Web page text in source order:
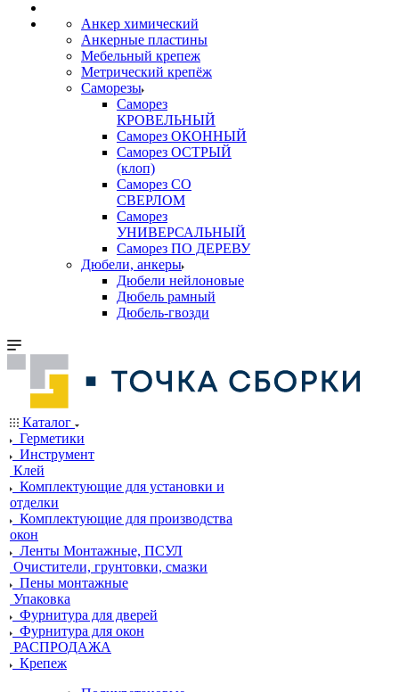
Анкер химический
Анкерные пластины
Мебельный крепеж
Метрический крепёж
Саморезы
Саморез
КРОВЕЛЬНЫЙ
Саморез ОКОННЫЙ
Саморез ОСТРЫЙ
(клоп)
Саморез СО
СВЕРЛОМ
Саморез
УНИВЕРСАЛЬНЫЙ
Саморез ПО ДЕРЕВУ
Дюбели, анкеры
Дюбели нейлоновые
Дюбель рамный
Дюбель-гвозди
Каталог
Герметики
Инструмент
Клей
Комплектующие для установки и
отделки
Комплектующие для производства
окон
Ленты Монтажные, ПСУЛ
Очистители, грунтовки, смазки
Пены монтажные
Упаковка
Фурнитура для дверей
Фурнитура для окон
РАСПРОДАЖА
Крепеж